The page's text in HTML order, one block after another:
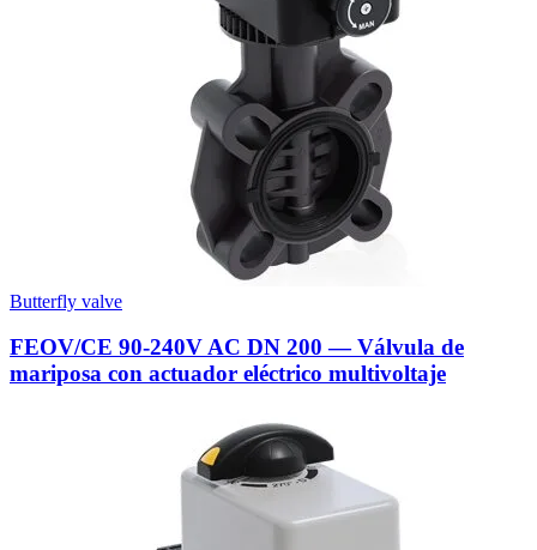
Butterfly valve
FEOV/CE 90-240V AC DN 200 — Válvula de
mariposa con actuador eléctrico multivoltaje